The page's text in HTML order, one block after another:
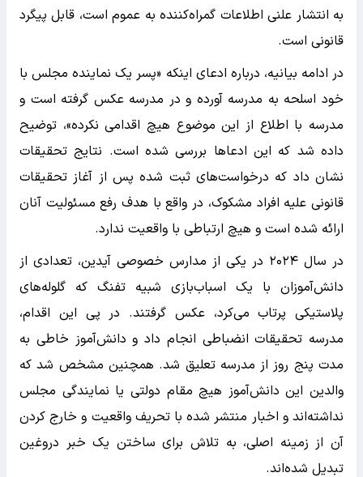
به انتشار علنی اطلاعات گمراه‌کننده به عموم است، قابل پیگرد
قانونی است.
در ادامه بیانیه، درباره ادعای اینکه «پسر یک نماینده مجلس با
خود اسلحه به مدرسه آورده و در مدرسه عکس گرفته است و
مدرسه با اطلاع از این موضوع هیچ اقدامی نکرده»، توضیح
داده شد که این ادعاها بررسی شده است. نتایج تحقیقات
نشان داد که درخواست‌های ثبت شده پس از آغاز تحقیقات
قانونی علیه افراد مشکوک، در واقع با هدف رفع مسئولیت آنان
ارائه شده است و هیچ ارتباطی با واقعیت ندارد.
در سال ۲۰۲۴ در یکی از مدارس خصوصی آیدین، تعدادی از
دانش‌آموزان با یک اسباب‌بازی شبیه تفنگ که گلوله‌های
پلاستیکی پرتاب می‌کرد، عکس گرفتند. در پی این اقدام،
مدرسه تحقیقات انضباطی انجام داد و دانش‌آموز خاطی به
مدت پنج روز از مدرسه تعلیق شد. همچنین مشخص شد که
والدین این دانش‌آموز هیچ مقام دولتی یا نمایندگی مجلس
نداشته‌اند و اخبار منتشر شده با تحریف واقعیت و خارج کردن
آن از زمینه اصلی، به تلاش برای ساختن یک خبر دروغین
تبدیل شده‌اند.